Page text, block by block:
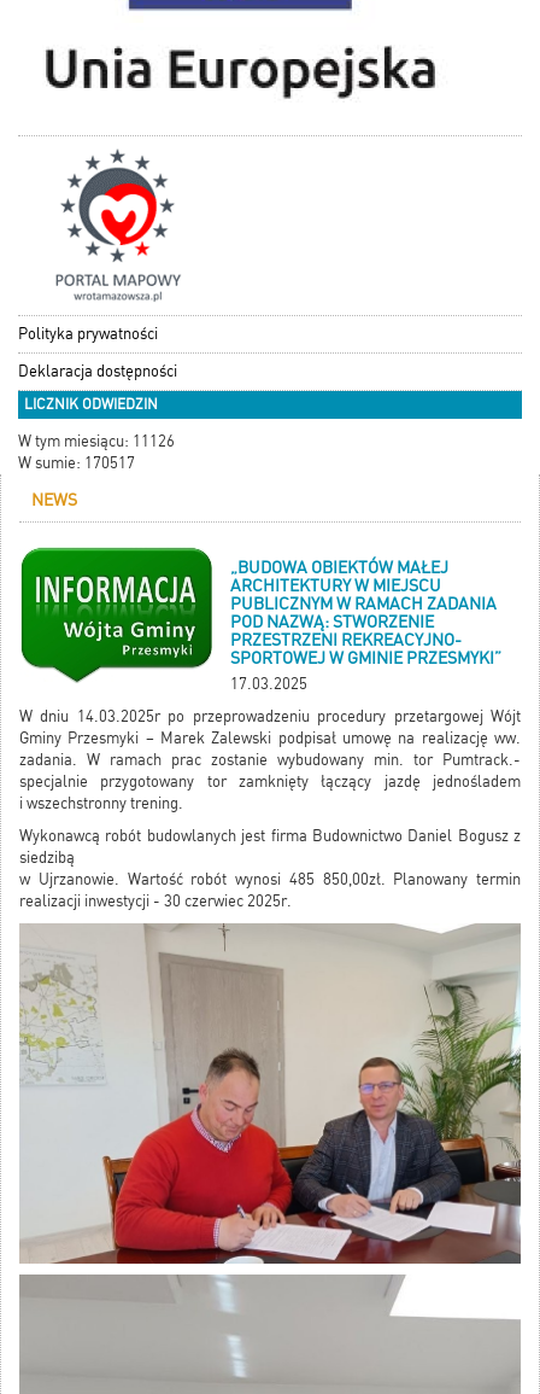
Polityka prywatności
Deklaracja dostępności
LICZNIK ODWIEDZIN
W tym miesiącu: 11126
W sumie: 170517
NEWS
„BUDOWA OBIEKTÓW MAŁEJ
ARCHITEKTURY W MIEJSCU
PUBLICZNYM W RAMACH ZADANIA
POD NAZWĄ: STWORZENIE
PRZESTRZENI REKREACYJNO-
SPORTOWEJ W GMINIE PRZESMYKI”
17.03.2025
W dniu 14.03.2025r po przeprowadzeniu procedury przetargowej Wójt
Gminy Przesmyki – Marek Zalewski podpisał umowę na realizację ww.
zadania. W ramach prac zostanie wybudowany min. tor Pumtrack.-
specjalnie przygotowany tor zamknięty łączący jazdę jednośladem
i wszechstronny trening.
Wykonawcą robót budowlanych jest firma Budownictwo Daniel Bogusz z
siedzibą
w Ujrzanowie. Wartość robót wynosi 485 850,00zł. Planowany termin
realizacji inwestycji - 30 czerwiec 2025r.